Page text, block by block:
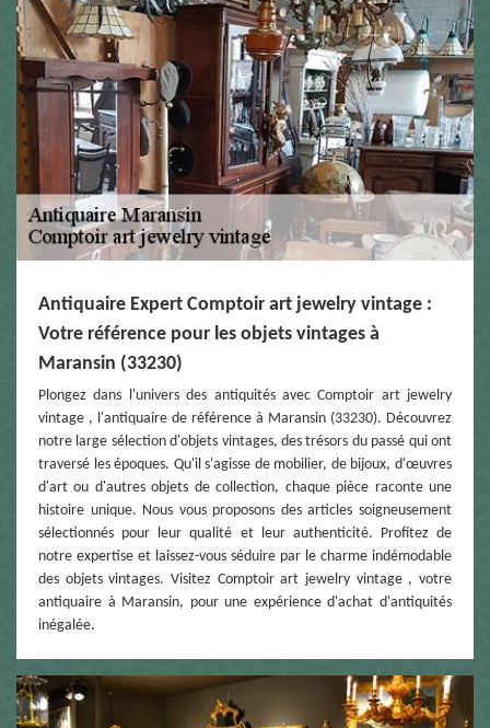
Antiquaire Expert Comptoir art jewelry vintage :
Votre référence pour les objets vintages à
Maransin (33230)
Plongez dans l'univers des antiquités avec Comptoir art jewelry
vintage , l'antiquaire de référence à Maransin (33230). Découvrez
notre large sélection d'objets vintages, des trésors du passé qui ont
traversé les époques. Qu'il s'agisse de mobilier, de bijoux, d'œuvres
d'art ou d'autres objets de collection, chaque pièce raconte une
histoire unique. Nous vous proposons des articles soigneusement
sélectionnés pour leur qualité et leur authenticité. Profitez de
notre expertise et laissez-vous séduire par le charme indémodable
des objets vintages. Visitez Comptoir art jewelry vintage , votre
antiquaire à Maransin, pour une expérience d'achat d'antiquités
inégalée.